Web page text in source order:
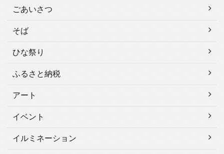
ごあいさつ
そば
ひな祭り
ふるさと納税
アート
イベント
イルミネーション